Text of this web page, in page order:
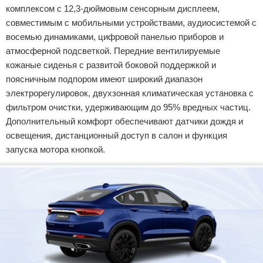
комплексом с 12,3-дюймовым сенсорным дисплеем,
совместимым с мобильными устройствами, аудиосистемой с
восемью динамиками, цифровой панелью приборов и
атмосферной подсветкой. Передние вентилируемые
кожаные сиденья с развитой боковой поддержкой и
поясничным подпором имеют широкий диапазон
электрорегулировок, двухзонная климатическая установка с
фильтром очистки, удерживающим до 95% вредных частиц.
Дополнительный комфорт обеспечивают датчики дождя и
освещения, дистанционный доступ в салон и функция
запуска мотора кнопкой.